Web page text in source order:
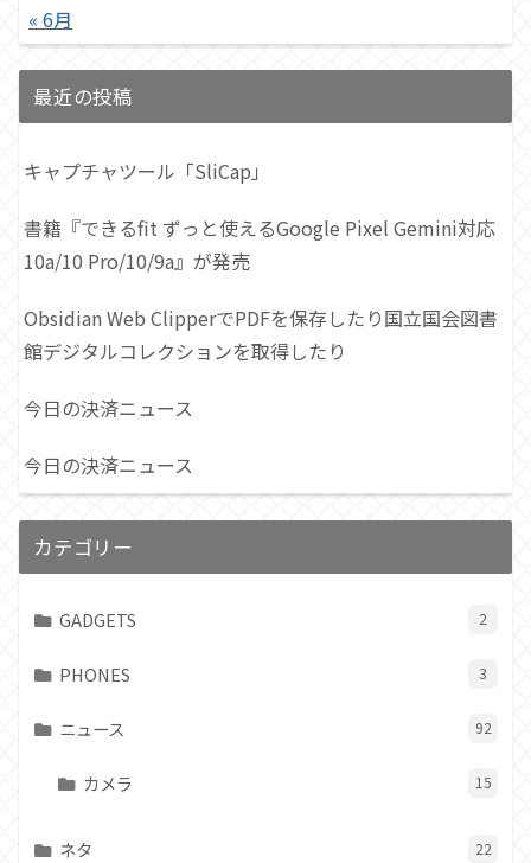
« 6月
最近の投稿
キャプチャツール「SliCap」
書籍『できるfit ずっと使えるGoogle Pixel Gemini対応
10a/10 Pro/10/9a』が発売
Obsidian Web ClipperでPDFを保存したり国立国会図書
館デジタルコレクションを取得したり
今日の決済ニュース
今日の決済ニュース
カテゴリー
GADGETS 2
PHONES 3
ニュース 92
カメラ 15
ネタ 22